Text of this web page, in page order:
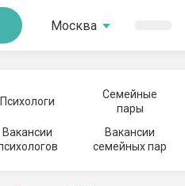
Москва
Психологи
Семейные
пары
Вакансии
Вакансии
семейных пар